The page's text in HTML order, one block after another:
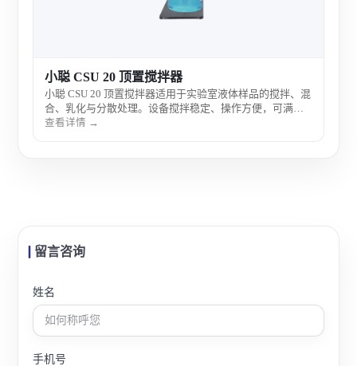
小聪 CSU 20 顶置搅拌器
小聪 CSU 20 顶置搅拌器适用于实验室液体样品的搅拌、混
合、乳化与分散处理。设备搅拌稳定、操作方便，可满足
不同黏度样品和多种容器的使用需求，适合化学、生物、
查看详情 →
留言咨询
姓名
手机号